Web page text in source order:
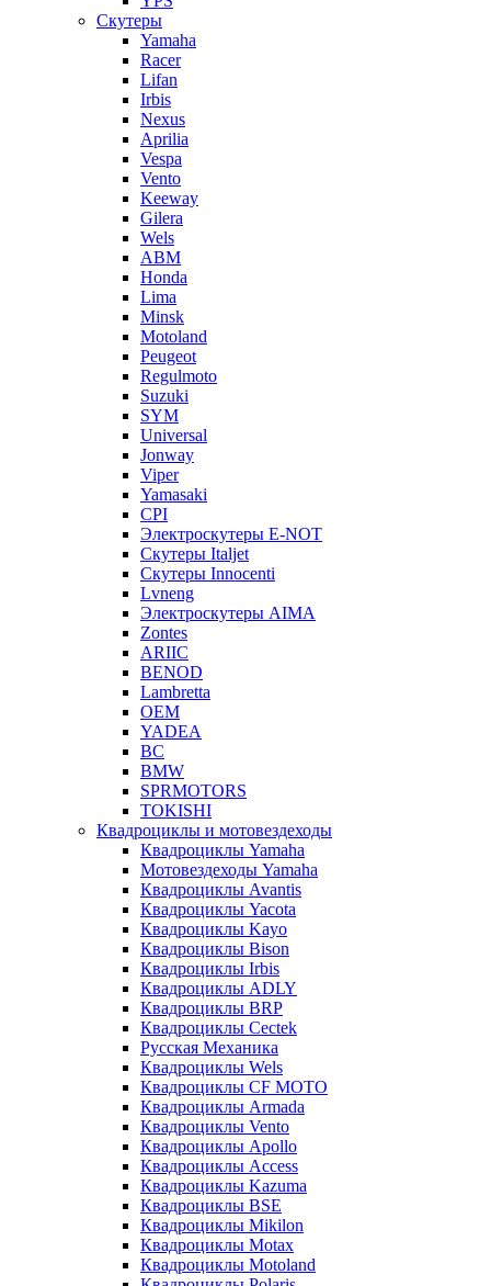
Скутеры
Yamaha
Racer
Lifan
Irbis
Nexus
Aprilia
Vespa
Vento
Keeway
Gilera
Wels
ABM
Honda
Lima
Minsk
Motoland
Peugeot
Regulmoto
Suzuki
SYM
Universal
Jonway
Viper
Yamasaki
CPI
Электроскутеры E-NOT
Скутеры Italjet
Скутеры Innocenti
Lvneng
Электроскутеры AIMA
Zontes
ARIIC
BENOD
Lambretta
OEM
YADEA
BC
BMW
SPRMOTORS
TOKISHI
Квадроциклы и мотовездеходы
Квадроциклы Yamaha
Мотовездеходы Yamaha
Квадроциклы Avantis
Квадроциклы Yacota
Квадроциклы Kayo
Квадроциклы Bison
Квадроциклы Irbis
Квадроциклы ADLY
Квадроциклы BRP
Квадроциклы Cectek
Русская Механика
Квадроциклы Wels
Квадроциклы CF MOTO
Квадроциклы Armada
Квадроциклы Vento
Квадроциклы Apollo
Квадроциклы Access
Квадроциклы Kazuma
Квадроциклы BSE
Квадроциклы Mikilon
Квадроциклы Motax
Квадроциклы Motoland